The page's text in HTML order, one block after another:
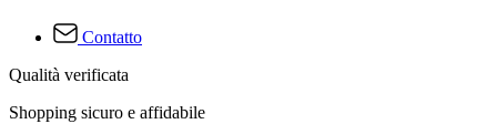
Contatto
Qualità verificata
Shopping sicuro e affidabile